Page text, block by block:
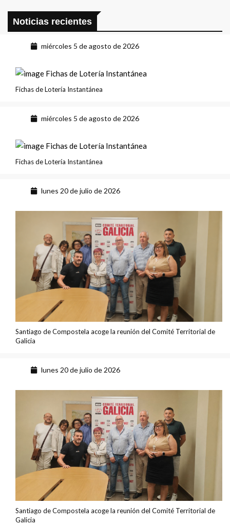
Noticias recientes
miércoles 5 de agosto de 2026
Fichas de Lotería Instantánea
miércoles 5 de agosto de 2026
Fichas de Lotería Instantánea
lunes 20 de julio de 2026
Santiago de Compostela acoge la reunión del Comité Territorial de
Galicia
lunes 20 de julio de 2026
Santiago de Compostela acoge la reunión del Comité Territorial de
Galicia